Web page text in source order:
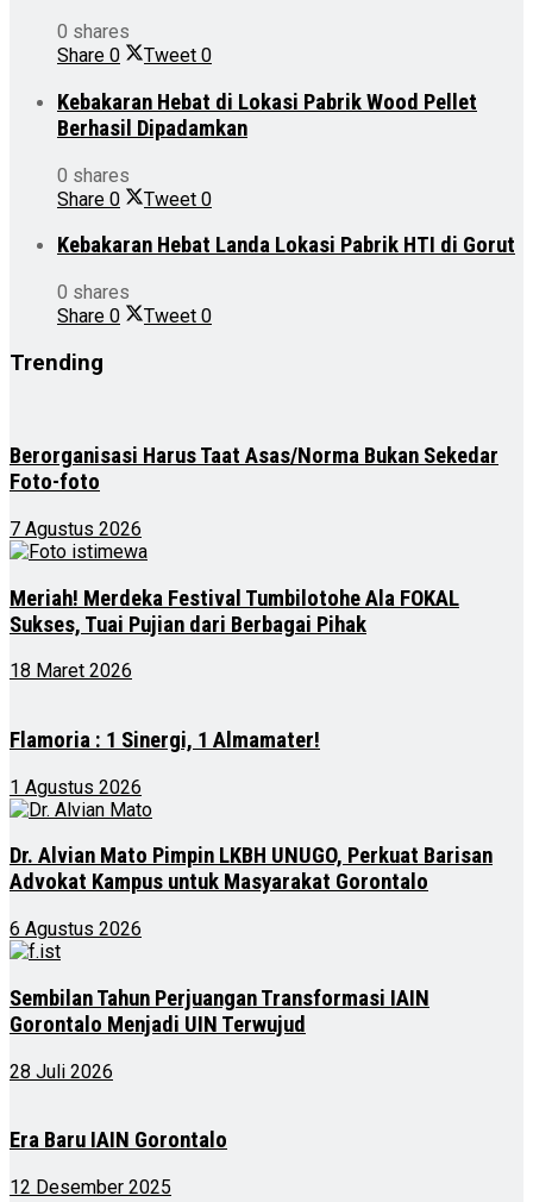
0 shares
Share 0 Tweet 0
Kebakaran Hebat di Lokasi Pabrik Wood Pellet
Berhasil Dipadamkan
0 shares
Share 0 Tweet 0
Kebakaran Hebat Landa Lokasi Pabrik HTI di Gorut
0 shares
Share 0 Tweet 0
Trending
Berorganisasi Harus Taat Asas/Norma Bukan Sekedar
Foto-foto
7 Agustus 2026
Meriah! Merdeka Festival Tumbilotohe Ala FOKAL
Sukses, Tuai Pujian dari Berbagai Pihak
18 Maret 2026
Flamoria : 1 Sinergi, 1 Almamater!
1 Agustus 2026
Dr. Alvian Mato Pimpin LKBH UNUGO, Perkuat Barisan
Advokat Kampus untuk Masyarakat Gorontalo
6 Agustus 2026
Sembilan Tahun Perjuangan Transformasi IAIN
Gorontalo Menjadi UIN Terwujud
28 Juli 2026
Era Baru IAIN Gorontalo
12 Desember 2025